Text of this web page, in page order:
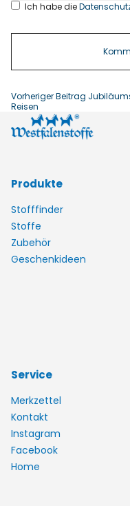
Ich habe die
Vorheriger Beitrag
Reisen
Produkte
Stofffinder
Stoffe
Zubehör
Geschenkideen
Service
Merkzettel
Kontakt
Instagram
Facebook
Home